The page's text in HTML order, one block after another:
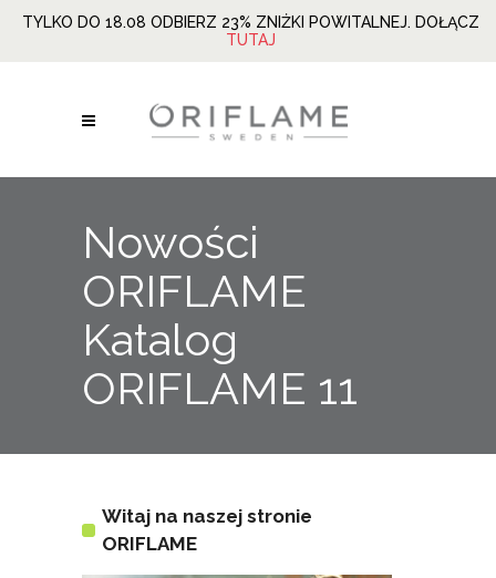
TYLKO DO 18.08 ODBIERZ 23% ZNIŻKI POWITALNEJ. DOŁĄCZ
TUTAJ
Nowości
ORIFLAME
Katalog
ORIFLAME 11
Witaj na naszej stronie
ORIFLAME